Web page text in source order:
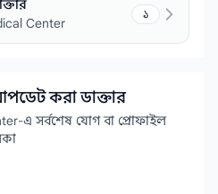
Center
১
করা ডাক্তার
এ সর্বশেষ যোগ বা প্রোফাইল